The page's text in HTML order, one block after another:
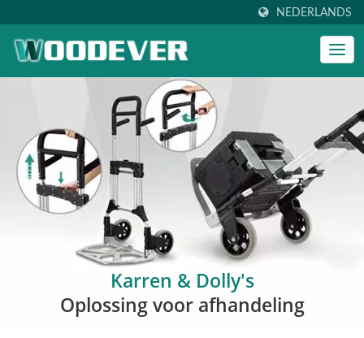
NEDERLANDS
Karren & Dolly's
Oplossing voor afhandeling